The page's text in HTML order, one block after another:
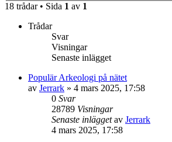
18 trådar • Sida 1 av 1
Trådar
Svar
Visningar
Senaste inlägget
Populär Arkeologi på nätet
av Jerrark » 4 mars 2025, 17:58
0 Svar
28789 Visningar
Senaste inläggetav Jerrark
4 mars 2025, 17:58